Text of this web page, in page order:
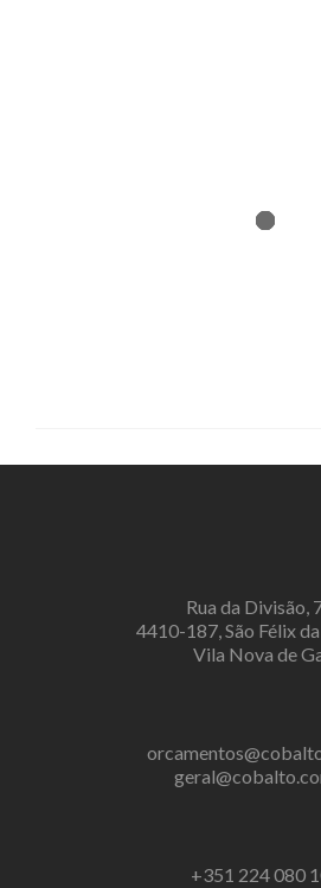
Rua da Divisão,
4410-187, São Félix
Vila Nova de
+351 224 080